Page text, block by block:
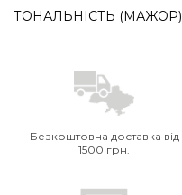
ТОНАЛЬНІСТЬ (МАЖОР)
Безкоштовна доставка від
1500 грн.